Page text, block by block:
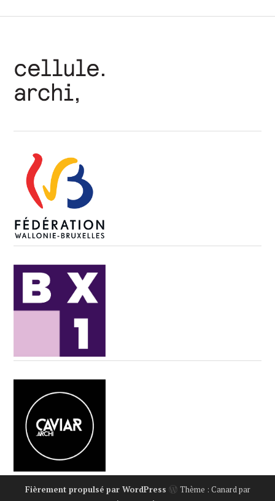
Fièrement propulsé par WordPress
Thème : Canard par